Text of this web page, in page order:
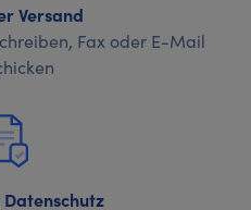
Versand
Fax oder E-Mail